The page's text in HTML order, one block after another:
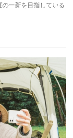
一新を目指している